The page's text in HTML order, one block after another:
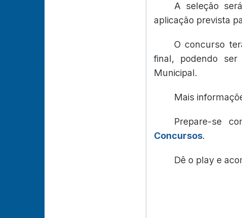
A seleção
aplicação prevista
O concurso
final, podendo
Municipal.
Mais
Prepare-se
Concursos.
Dê o play e